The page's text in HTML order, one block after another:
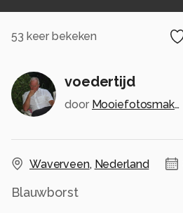
53 keer bekeken
voedertijd
door Mooiefotosmaken123
Waverveen, Nederland
Blauwborst